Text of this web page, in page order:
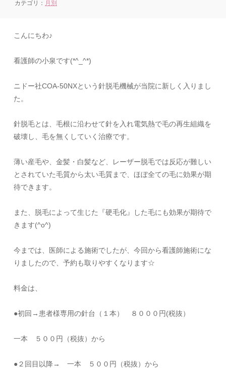
カテゴリ： 月別
こんにちわ♪
看護師の小泉です(*^_^*)
ニドー社COA-50NXという針脱毛機械が当院に新しく入りまし
た。
針脱毛とは、毛根に沿わせて針を入れ電気熱で毛の再生組織を
破壊し、毛を無くしていく治療です。
薄い産毛や、金髪・白髪など、レーザー脱毛では反応が難しい
とされていた毛質から太い毛質まで、ほぼ全ての毛に効果が期
待できます。
また、脱毛によって生じた『硬毛化』した毛にも効果が期待で
きます(^o^)
今までは、医師による施術でしたが、今回から看護師施術にな
りましたので、予約も取りやすくなります☆
料金は、
●初回→患者様専用の針台（１本） ８０００円(税抜）
一本 ５００円（税抜）から
●２回目以降→ 一本 ５００円（税抜）から